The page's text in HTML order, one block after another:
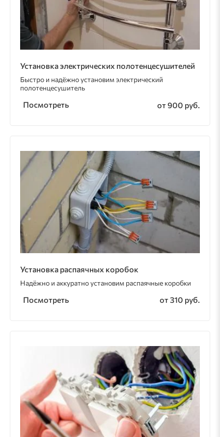
Установка электрических полотенцесушителей
Быстро и надёжно установим электрический
полотенцесушитель
Посмотреть от 900 руб.
Установка распаячных коробок
Надёжно и аккуратно установим распаячные коробки
Посмотреть от 310 руб.